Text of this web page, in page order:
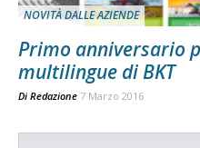
NOVITÀ DALLE AZIENDE
Primo anniversario
multilingue di BKT
Di Redazione 7 Marzo 2016